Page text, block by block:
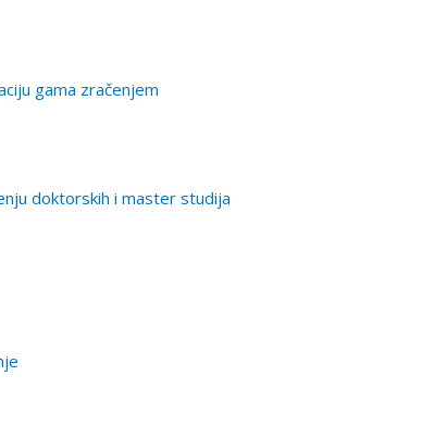
gama zračenjem
doktorskih i master studija